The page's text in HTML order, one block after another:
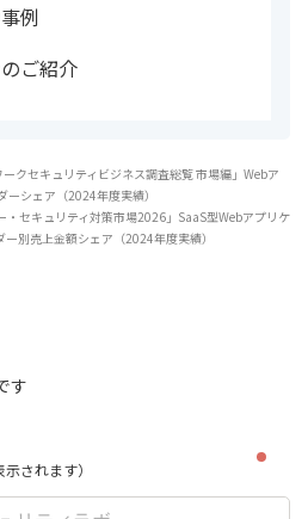
例
ご紹介
クセキュリティビジネス調査総覧 市場編」Webア
シェア（2024年度実績）
セキュリティ対策市場2026」SaaS型Webアプリケ
別売上金額シェア（2024年度実績）
す
されます）